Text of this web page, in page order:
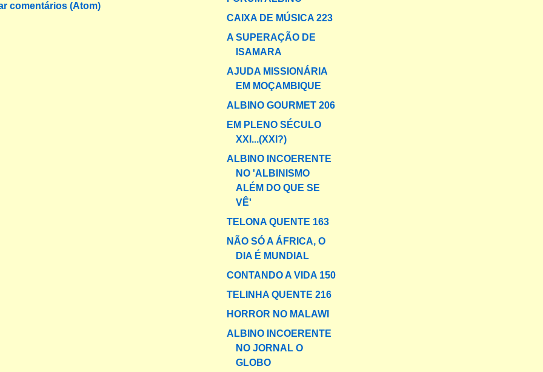
comentários (Atom)
CAIXA DE MÚSICA 223
A SUPERAÇÃO DE
ISAMARA
AJUDA MISSIONÁRIA
EM MOÇAMBIQUE
ALBINO GOURMET 206
EM PLENO SÉCULO
XXI...(XXI?)
ALBINO INCOERENTE
NO 'ALBINISMO
ALÉM DO QUE SE
VÊ'
TELONA QUENTE 163
NÃO SÓ A ÁFRICA, O
DIA É MUNDIAL
CONTANDO A VIDA 150
TELINHA QUENTE 216
HORROR NO MALAWI
ALBINO INCOERENTE
NO JORNAL O
GLOBO